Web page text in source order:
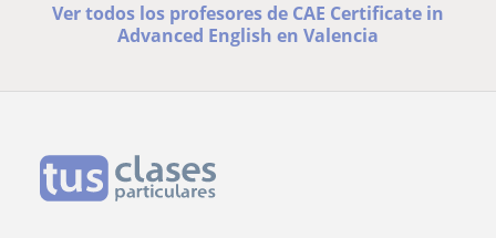
Ver todos los profesores de CAE Certificate in
Advanced English en Valencia